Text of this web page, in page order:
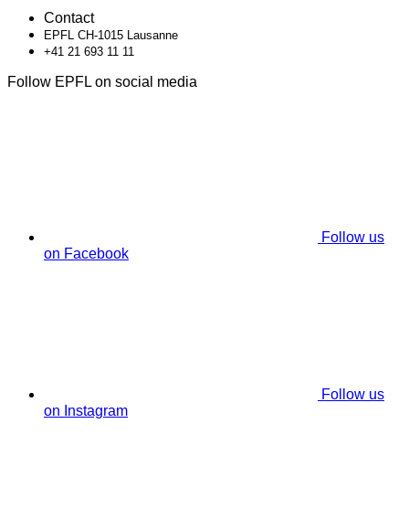
Contact
EPFL CH-1015 Lausanne
+41 21 693 11 11
Follow EPFL on social media
Follow us
on Facebook
Follow us
on Instagram